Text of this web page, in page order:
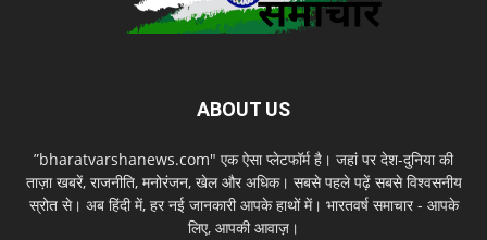
ABOUT US
”bharatvarshanews.com" एक ऐसा प्लेटफॉर्म है। जहां पर देश-दुनिया की
ताज़ा खबरें, राजनीति, मनोरंजन, खेल और अधिक। सबसे पहले पढ़ें सबसे विश्वसनीय
स्रोत से। अब हिंदी में, हर नई जानकारी आपके हाथों में। भारतवर्ष समाचार - आपके
लिए, आपकी आवाज़।